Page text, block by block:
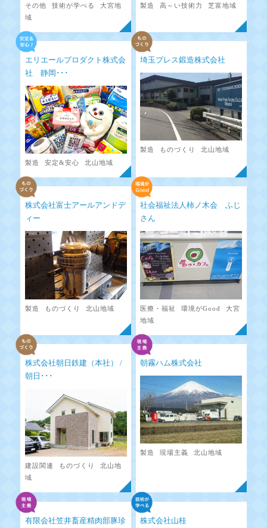
その他 技術が学べる
大宮地
域
製造 高～い技術力 芝富地域
エリエールプロダクト株式会
社 静岡･･･
製造 安定&安心 北山地域
埼玉プレス鍛造株式会社
製造 ものづくり 北山地域
株式会社富士アールアンドデ
ィー
製造 ものづくり 北山地域
社会福祉法人柿ノ木会 ふじ
さん
医療・福祉 環境がGood
大宮
地域
株式会社朝日鉄建（本社） /
朝日･･･
建設関連 ものづくり
北山地
域
朝霧ハム株式会社
製造 現場主義 北山地域
有限会社笠井畜産精肉部豚珍
株式会社山桂